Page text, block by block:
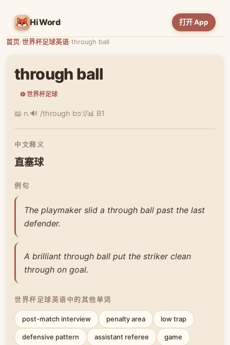
HiWord 打开 App
首页›世界杯足球英语›through ball
through ball
⚽ 世界杯足球
📖 n.🔊 /through bɔːl/📊 B1
中文释义
直塞球
例句
The playmaker slid a through ball past the last
defender.
A brilliant through ball put the striker clean
through on goal.
世界杯足球英语中的其他单词
post-match interview penalty area low trap
defensive pattern assistant referee game